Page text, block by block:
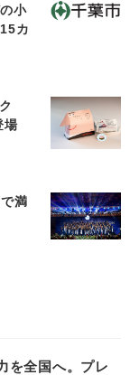
小
カ
場
満
を全国へ。プレ